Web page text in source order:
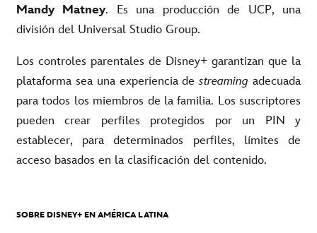
Mandy Matney. Es una producción de UCP, una
división del Universal Studio Group.
Los controles parentales de Disney+ garantizan que la
plataforma sea una experiencia destreaming adecuada
para todos los miembros de la familia. Los suscriptores
pueden crear perfiles protegidos por un PIN y
establecer, para determinados perfiles, límites de
acceso basados en la clasificación del contenido.
SOBRE DISNEY+ EN AMÉRICA LATINA